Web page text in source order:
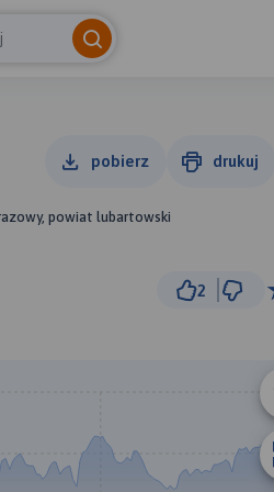
pobierz drukuj
powiat lubartowski
2
2 km